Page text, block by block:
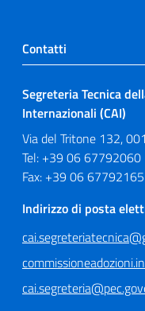
Contatti
Segreteria Tecnica
Internazionali (CAI)
Via del Tritone 132,
Tel: +39 06 67792060
Fax: +39 06 67792165
Indirizzo di posta